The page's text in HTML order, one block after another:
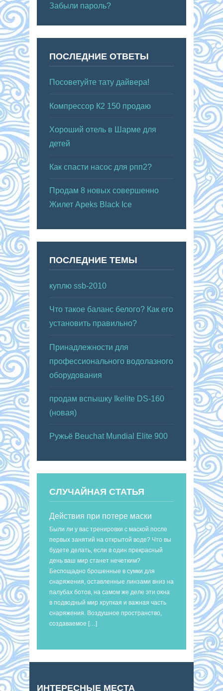
Забыли пароль?
ПОСЛЕДНИЕ ОТВЕТЫ
Посоветуйте тату дайвера!
Компрессор К2 150 продаю
Хороший отель в Шарме для
детей
Как спасти насос для рпп2?
Продам 8 новых совершенно
Жилет Apeks Black Ice
ПОСЛЕДНИЕ ТЕМЫ
куплю ssb-2010
Что такое баланс белого? Как его
установить правильно?
Принадлежности для
профессионального водолазного
оборудования
продам вспышку Ikelite DS-160
(новая)
Ружьё Beuchat Mundial Elite 900
СЛУЧАЙНАЯ СТАТЬЯ
Действия при потере маски
Были ли у вас тренировки с маской после
первых занятий на открытой воде? Что вы
будете делать, если в один прекрасный
день ваш мир станет нечетким?
Беспощадно брошенные в сумки для
снаряжения, оставленные линзами вниз на
палубах ботов, на самом же деле эти окна
в подводный мир хрупкая и важная часть
снаряжения. Воздушное пространство,
создаваемое […]
ИНТЕРЕСНЫЕ МЕСТА